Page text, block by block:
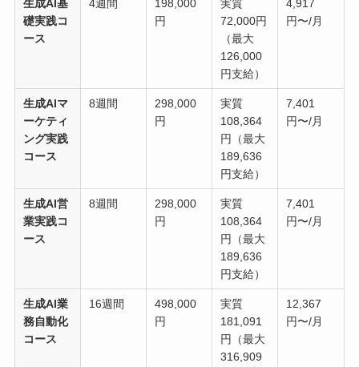
生成AI基
礎実践コ
ース
4週間
198,000
円
実質
72,000円
（最大
126,000
円支給）
4,917
円〜/月
生成AIマ
ーケティ
ング実践
コース
8週間
298,000
円
実質
108,364
円（最大
189,636
円支給）
7,401
円〜/月
生成AI営
業実践コ
ース
8週間
298,000
円
実質
108,364
円（最大
189,636
円支給）
7,401
円〜/月
生成AI業
務自動化
コース
16週間
498,000
円
実質
181,091
円（最大
316,909
12,367
円〜/月